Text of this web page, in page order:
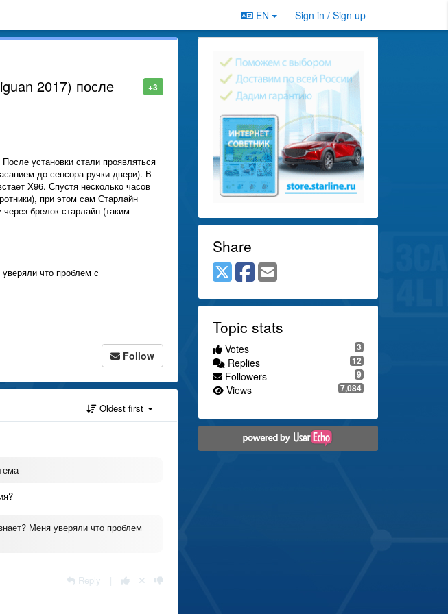
EN Sign in / Sign up
+3
2017) после
установки стали проявляться
до сенсора ручки двери). В
X96. Спустя несколько часов
при этом сам Старлайн
брелок старлайн (таким
что проблем с
Follow
Oldest first
Меня уверяли что проблем
Reply
Share
Topic stats
3
Votes
12
Replies
9
Followers
7,084
Views